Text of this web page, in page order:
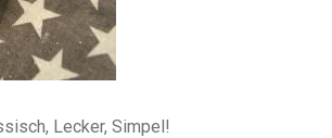
Lecker, Simpel!